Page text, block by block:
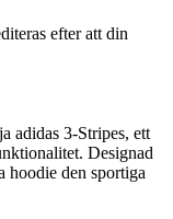
efter att din
adidas 3-Stripes, ett
Designad
hoodie den sportiga